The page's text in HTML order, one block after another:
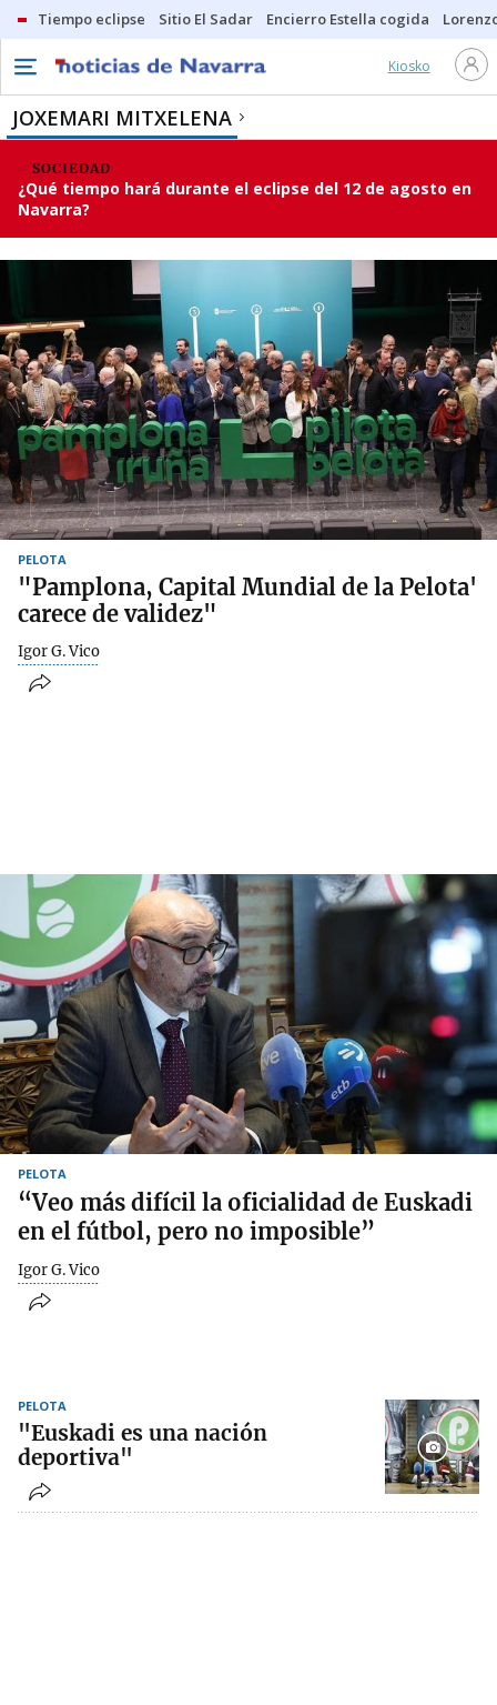
Tiempo eclipse Sitio El Sadar Encierro Estella cogida
Kiosko
JOXEMARI MITXELENA
SOCIEDAD
¿Qué tiempo hará durante el eclipse del 12 de agosto en
Navarra?
PELOTA
"Pamplona, Capital Mundial de la Pelota'
carece de validez"
Igor G. Vico
PELOTA
“Veo más difícil la oficialidad de Euskadi
en el fútbol, pero no imposible”
Igor G. Vico
PELOTA
"Euskadi es una nación
deportiva"